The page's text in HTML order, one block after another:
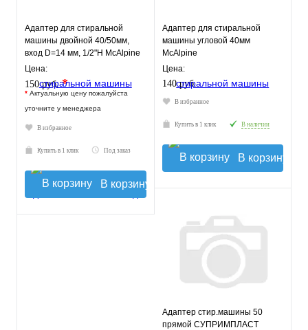
Адаптер для стиральной
машины двойной 40/50мм,
вход D=14 мм, 1/2"Н McAlpine
WFH-C0N4050
Цена:
150 руб.*
* Актуальную цену пожалуйста
уточните у менеджера
В избранное
Купить в 1 клик Под заказ
В корзину
Адаптер для стиральной
машины угловой 40мм
McAlpine
Цена:
140 руб.
В избранное
Купить в 1 клик В наличии
В корзину
Адаптер стир.машины 50
прямой СУПРИМПЛАСТ